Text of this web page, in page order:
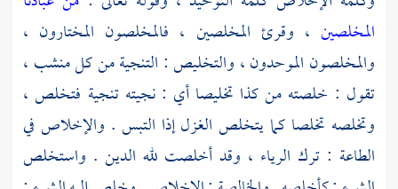
المخلصين ، وقرئ المخلصين ، فالمخلصون المختارون ،
والمخلصون الموحدون ، والتخليص : التنجية من كل منشب ،
تقول : خلصته من كذا تخليصا أي : نجيته تنجية فتخلص ،
وتخلصه تخلصا كما يتخلص الغزل إذا التبس . والإخلاص في
الطاعة : ترك الرياء ، وقد أخلصت لله الدين . واستخلص